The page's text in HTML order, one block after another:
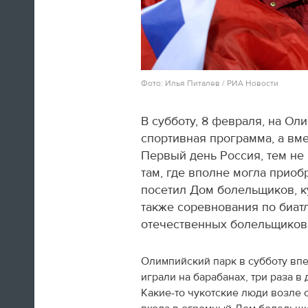
Швед Эрик Карлссон (символическая
Юлия Липницкая
Фото: Илья Питалев / РИА Новости
В субботу, 8 февраля, на
спортивная программа, а
Первый день Россия, тем
там, где вполне могла
посетил Дом болельщиков,
также соревнования по
отечественных
Олимпийский парк в субботу
играли на барабанах, три раза
Какие-то чукотские люди возле